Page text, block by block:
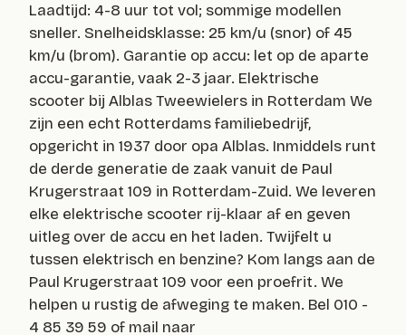
Laadtijd: 4-8 uur tot vol; sommige modellen
sneller. Snelheidsklasse: 25 km/u (snor) of 45
km/u (brom). Garantie op accu: let op de aparte
accu-garantie, vaak 2-3 jaar. Elektrische
scooter bij Alblas Tweewielers in Rotterdam We
zijn een echt Rotterdams familiebedrijf,
opgericht in 1937 door opa Alblas. Inmiddels runt
de derde generatie de zaak vanuit de Paul
Krugerstraat 109 in Rotterdam-Zuid. We leveren
elke elektrische scooter rij-klaar af en geven
uitleg over de accu en het laden. Twijfelt u
tussen elektrisch en benzine? Kom langs aan de
Paul Krugerstraat 109 voor een proefrit. We
helpen u rustig de afweging te maken. Bel 010 -
4 85 39 59 of mail naar